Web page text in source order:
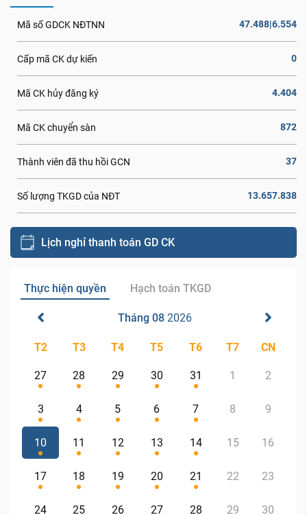
Mã số GDCK NĐTNN 47.488|6.554
Cấp mã CK dự kiến 0
Mã CK hủy đăng ký 4.404
Mã CK chuyển sàn 872
Thành viên đã thu hồi GCN 37
Số lượng TKGD của NĐT 13.657.838
Lịch nghỉ thanh toán GD CK
Thực hiện quyền Hạch toán TKGD
Tháng 08 2026
T2 T3 T4 T5 T6 T7 CN
27 28 29 30 31 1 2
3 4 5 6 7 8 9
10 11 12 13 14 15 16
17 18 19 20 21 22 23
24 25 26 27 28 29 30